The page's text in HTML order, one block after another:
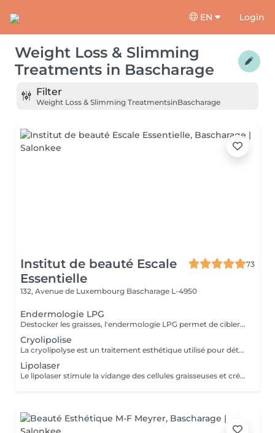
EN Login
Weight Loss & Slimming
Treatments in Bascharage
Filter
Weight Loss & Slimming TreatmentsinBascharage
Institut de beauté Escale
Essentielle
73
132, Avenue de Luxembourg Bascharage L-4950
Endermologie LPG
Destocker les graisses, l'endermologie LPG permet de cibler et d'affiner les zones rebelles à l'exercice et a l'hygiène alimentaire ( bras , dos , ventre, taille) tout en s'adaptant au besoin de chaque peau. Lisser la cellulite, raffermir la peau, retrouver des jambes légères.
Cryolipolise
La cryolipolyse est un traitement esthétique utilisé pour détruire les cellules graisseuses. Son principe repose sur une température de froid contrôlé de 9°C à 13°C.
Lipolaser
Le lipolaser stimule la vidange des cellules graisseuses et créer des micropores dans leurs membranes par le biais d'une chaleur douce.